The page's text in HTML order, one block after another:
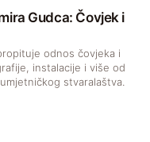
Gudca: Čovjek i
odnos čovjeka i
instalacije i više od
stvaralaštva.